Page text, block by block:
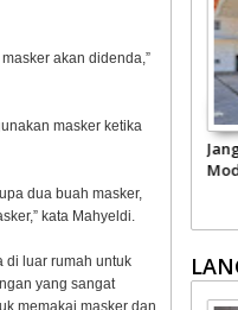
akan didenda,”
masker ketika
dua buah masker,
kata Mahyeldi.
di luar rumah untuk
yang sangat
memakai masker dan